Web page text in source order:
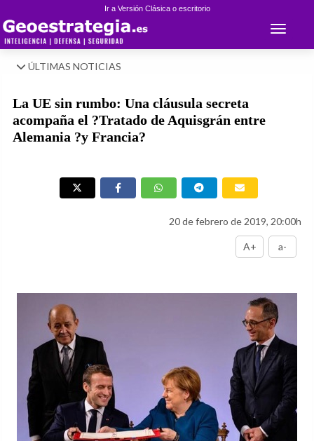
Ir a Versión Clásica o escritorio
Toggle
ÚLTIMAS NOTICIAS
La UE sin rumbo: Una cláusula secreta
acompaña el ?Tratado de Aquisgrán entre
Alemania ?y Francia?
20 de febrero de 2019, 20:00h
A+ a-